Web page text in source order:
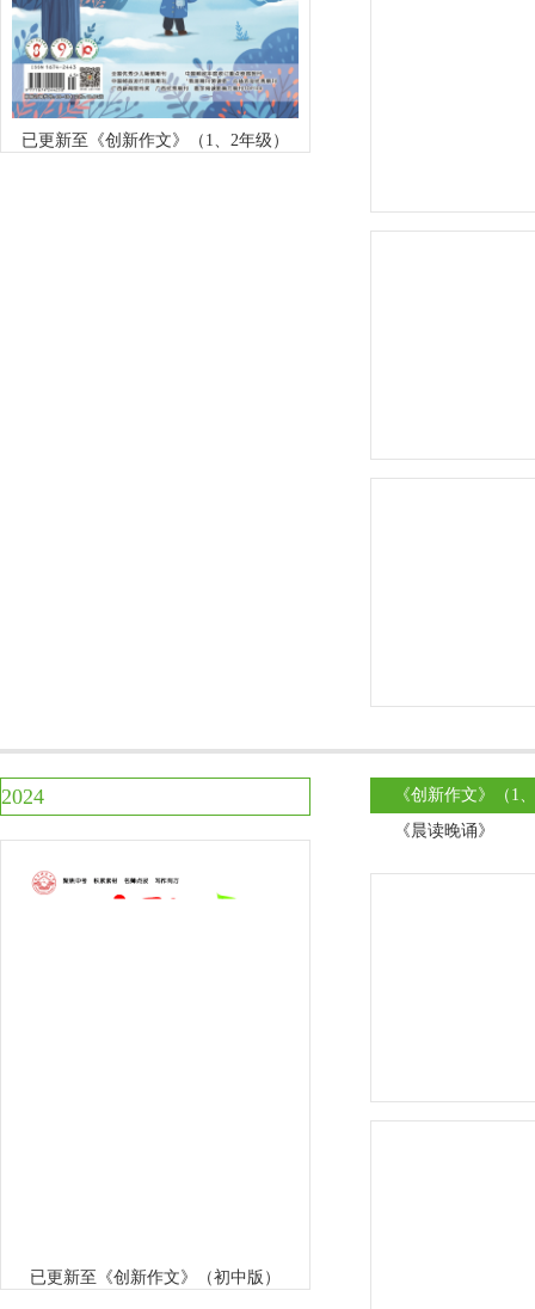
已更新至《创新作文》（1、2年级）
2024
已更新至《创新作文》（初中版）
《创新作文》（1
《晨读晚诵》